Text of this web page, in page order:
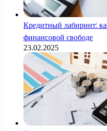
Кредитный лабиринт:
финансовой свободе
23.02.2025